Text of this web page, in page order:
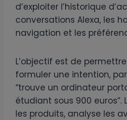
d’exploiter l’historique
conversations Alexa, les
navigation et les
L’objectif est de
formuler une intention,
“trouve un ordinateur
étudiant sous 900 euros”.
les produits, analyse les